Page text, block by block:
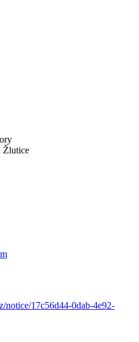
Žlutice
notice/17c56d44-0dab-4e92-